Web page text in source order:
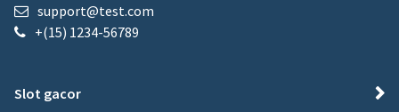
support@test.com
+(15) 1234-56789
Slot gacor